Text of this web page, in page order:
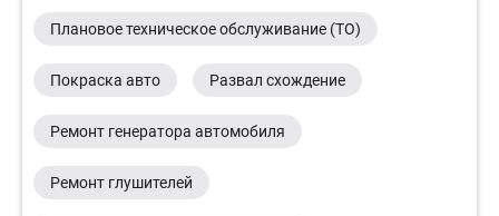
Плановое техническое обслуживание (ТО)
Покраска авто Развал схождение
Ремонт генератора автомобиля
Ремонт глушителей